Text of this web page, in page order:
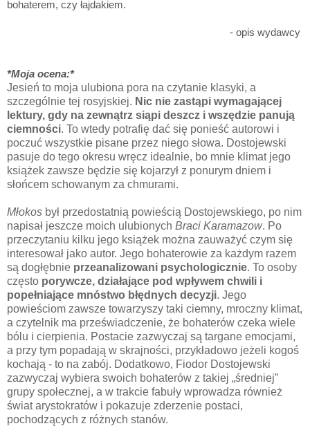
bohaterem, czy łajdakiem.
- opis wydawcy
*Moja ocena:*
Jesień to moja ulubiona pora na czytanie klasyki, a
szczególnie tej rosyjskiej. Nic nie zastąpi wymagającej
lektury, gdy na zewnątrz siąpi deszcz i wszędzie panują
ciemności. To wtedy potrafię dać się ponieść autorowi i
poczuć wszystkie pisane przez niego słowa. Dostojewski
pasuje do tego okresu wręcz idealnie, bo mnie klimat jego
książek zawsze będzie się kojarzył z ponurym dniem i
słońcem schowanym za chmurami.
Młokos był przedostatnią powieścią Dostojewskiego, po nim
napisał jeszcze moich ulubionych Braci Karamazow. Po
przeczytaniu kilku jego książek można zauważyć czym się
interesował jako autor. Jego bohaterowie za każdym razem
są dogłębnie przeanalizowani psychologicznie. To osoby
często porywcze, działające pod wpływem chwili i
popełniające mnóstwo błędnych decyzji. Jego
powieściom zawsze towarzyszy taki ciemny, mroczny klimat,
a czytelnik ma przeświadczenie, że bohaterów czeka wiele
bólu i cierpienia. Postacie zazwyczaj są targane emocjami,
a przy tym popadają w skrajności, przykładowo jeżeli kogoś
kochają - to na zabój. Dodatkowo, Fiodor Dostojewski
zazwyczaj wybiera swoich bohaterów z takiej „średniej”
grupy społecznej, a w trakcie fabuły wprowadza również
świat arystokratów i pokazuje zderzenie postaci,
pochodzących z różnych stanów.